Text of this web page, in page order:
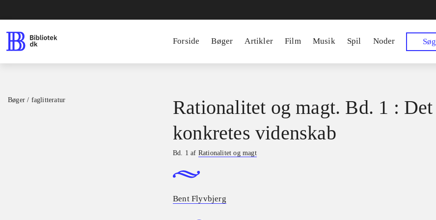
Forside Bøger Artikler Film Musik Spil Noder Søg
Bøger / faglitteratur
Rationalitet og magt. Bd. 1 : Det
konkretes videnskab
Bd. 1 af Rationalitet og magt
Bent Flyvbjerg